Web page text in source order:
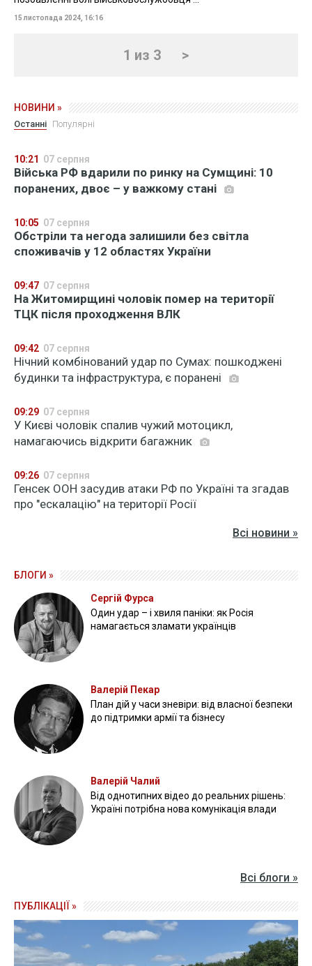
15 листопада 2024, 16:16
1 из 3 >
НОВИНИ »
Останні Популярні
10:21 07 серпня
Війська РФ вдарили по ринку на Сумщині: 10
поранених, двоє – у важкому стані
10:05 07 серпня
Обстріли та негода залишили без світла
споживачів у 12 областях України
09:47 07 серпня
На Житомирщині чоловік помер на території
ТЦК після проходження ВЛК
09:42 07 серпня
Нічний комбінований удар по Сумах: пошкоджені
будинки та інфраструктура, є поранені
09:29 07 серпня
У Києві чоловік спалив чужий мотоцикл,
намагаючись відкрити багажник
09:26 07 серпня
Генсек ООН засудив атаки РФ по Україні та згадав
про "ескалацію" на території Росії
Всі новини »
БЛОГИ »
Сергій Фурса
Один удар – і хвиля паніки: як Росія
намагається зламати українців
Валерій Пекар
План дій у часи зневіри: від власної безпеки
до підтримки армії та бізнесу
Валерій Чалий
Від однотипних відео до реальних рішень:
Україні потрібна нова комунікація влади
Всі блоги »
ПУБЛІКАЦІЇ »